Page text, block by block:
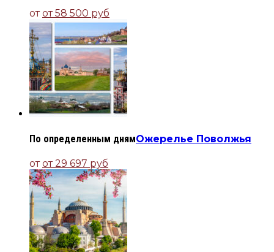
отот 58 500 руб
По определенным днямОжерелье Поволжья
отот 29 697 руб